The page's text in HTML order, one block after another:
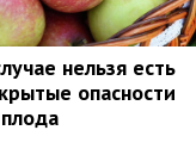
нельзя есть
опасности